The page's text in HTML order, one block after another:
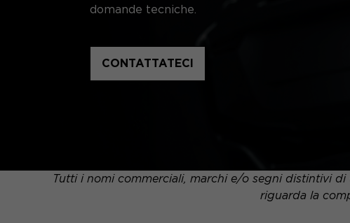
domande tecniche.
CONTATTATECI
Tutti i nomi commerciali, marchi e/o segni distintivi
riguarda la